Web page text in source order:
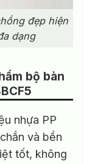
đẹp hiện
dạng
bộ bàn
nhựa PP
và bền
tốt, không